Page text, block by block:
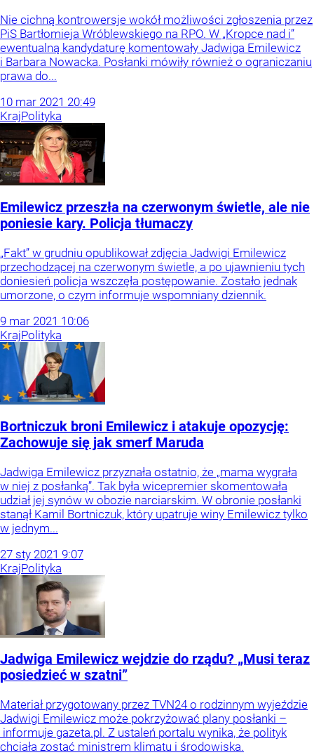
Nie cichną kontrowersje wokół możliwości zgłoszenia przez
PiS Bartłomieja Wróblewskiego na RPO. W „Kropce nad i”
ewentualną kandydaturę komentowały Jadwiga Emilewicz
i Barbara Nowacka. Posłanki mówiły również o ograniczaniu
prawa do...
10 mar 2021 20:49
KrajPolityka
Emilewicz przeszła na czerwonym świetle, ale nie
poniesie kary. Policja tłumaczy
„Fakt” w grudniu opublikował zdjęcia Jadwigi Emilewicz
przechodzącej na czerwonym świetle, a po ujawnieniu tych
doniesień policja wszczęła postępowanie. Zostało jednak
umorzone, o czym informuje wspomniany dziennik.
9 mar 2021 10:06
KrajPolityka
Bortniczuk broni Emilewicz i atakuje opozycję:
Zachowuje się jak smerf Maruda
Jadwiga Emilewicz przyznała ostatnio, że „mama wygrała
w niej z posłanką”. Tak była wicepremier skomentowała
udział jej synów w obozie narciarskim. W obronie posłanki
stanął Kamil Bortniczuk, który upatruje winy Emilewicz tylko
w jednym...
27 sty 2021 9:07
KrajPolityka
Jadwiga Emilewicz wejdzie do rządu? „Musi teraz
posiedzieć w szatni”
Materiał przygotowany przez TVN24 o rodzinnym wyjeździe
Jadwigi Emilewicz może pokrzyżować plany posłanki –
informuje gazeta.pl. Z ustaleń portalu wynika, że polityk
chciała zostać ministrem klimatu i środowiska.